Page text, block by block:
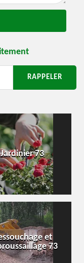
Jardinier 73
et
73